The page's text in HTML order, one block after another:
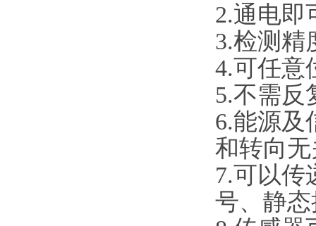
2.通电即
3.检测精
4.可任意
5.不需反
6.能源及
和转向
7.可以传
号、静